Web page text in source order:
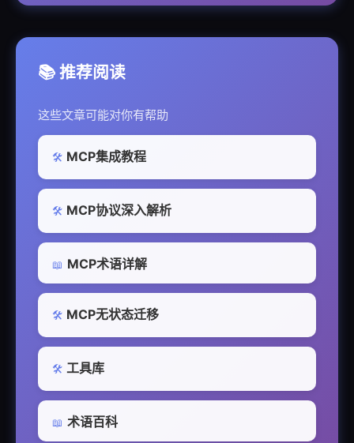
📚 推荐阅读
这些文章可能对你有帮助
🛠️ MCP集成教程
🛠️ MCP协议深入解析
📖 MCP术语详解
🛠️ MCP无状态迁移
🛠️ 工具库
📖 术语百科